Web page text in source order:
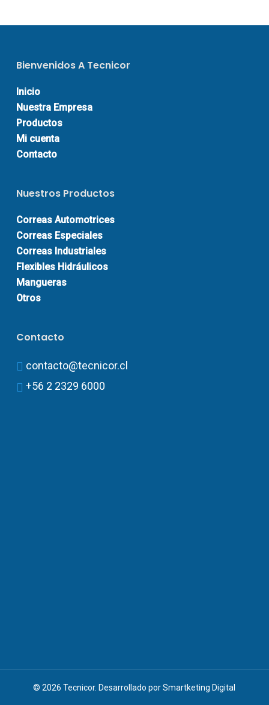
Bienvenidos A Tecnicor
Inicio
Nuestra Empresa
Productos
Mi cuenta
Contacto
Nuestros Productos
Correas Automotrices
Correas Especiales
Correas Industriales
Flexibles Hidráulicos
Mangueras
Otros
Contacto
contacto@tecnicor.cl
+56 2 2329 6000
© 2026 Tecnicor. Desarrollado porSmartketing Digital